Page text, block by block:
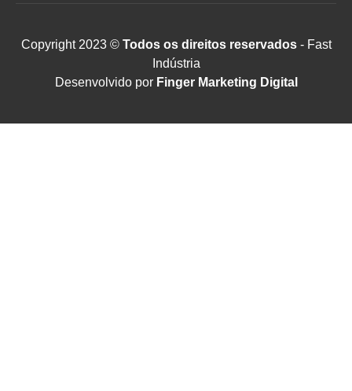
Copyright 2023 ©Todos os direitos reservados- Fast
Indústria
Desenvolvido por Finger Marketing Digital